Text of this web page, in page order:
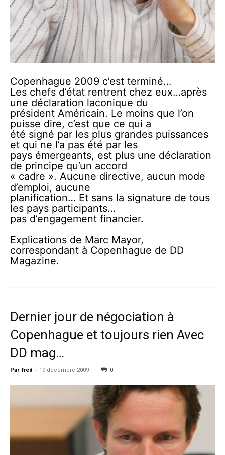
Copenhague 2009 c’est terminé…
Les chefs d’état rentrent chez eux…après
une déclaration laconique du
président Américain. Le moins que l’on
puisse dire, c’est que ce qui a
été signé par les plus grandes puissances
et qui ne l’a pas été par les
pays émergeants, est plus une déclaration
de principe qu’un accord
« cadre ». Aucune directive, aucun mode
d’emploi, aucune
planification… Et sans la signature de tous
les pays participants…
pas d’engagement financier.
Explications de Marc Mayor,
correspondant à Copenhague de DD
Magazine.
Dernier jour de négociation à
Copenhague et toujours rien Avec
DD mag…
Par fred - 19 décembre 2009 0